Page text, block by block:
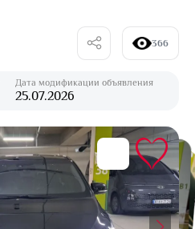
366
Дата модификации объявления
25.07.2026